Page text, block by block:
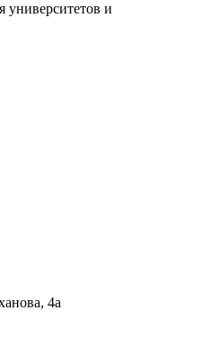
университетов и
4а